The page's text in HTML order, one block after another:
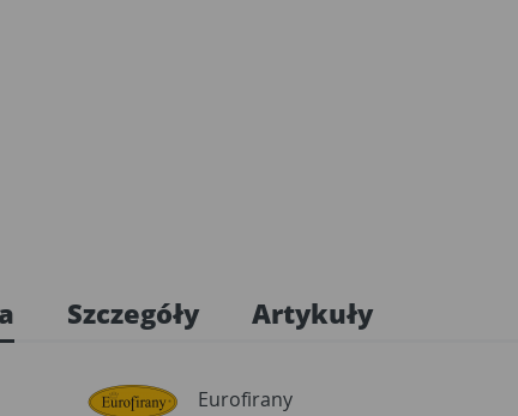
Szczegóły Artykuły
Eurofirany